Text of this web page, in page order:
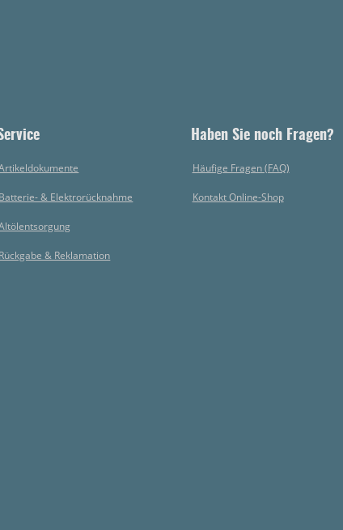
Batterie- & Elektrorücknahme
Rückgabe & Reklamation
Haben Sie noch Fragen?
Häufige Fragen (FAQ)
Kontakt Online-Shop